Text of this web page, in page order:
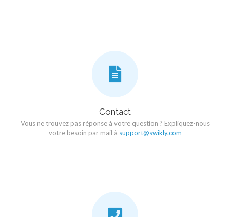
Contact
Vous ne trouvez pas réponse à votre question ? Expliquez-nous
votre besoin par mail à support@swikly.com